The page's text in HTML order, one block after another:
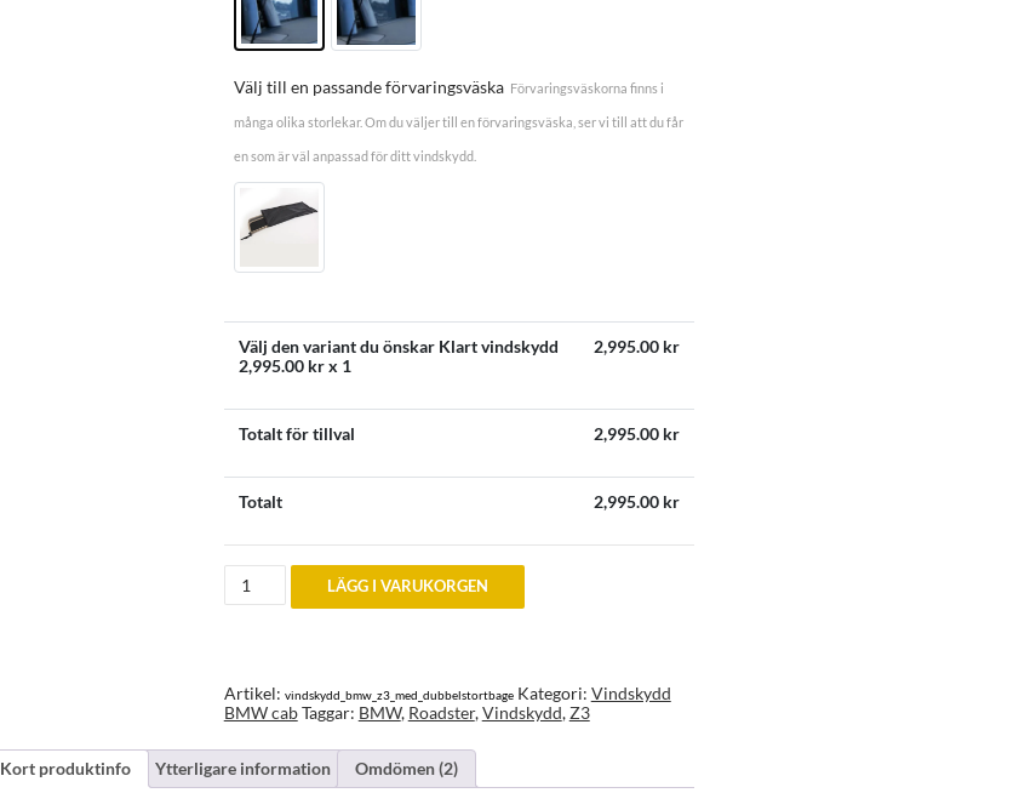
Välj till en passande förvaringsväska Förvaringsväskorna finns i
många olika storlekar. Om du väljer till en förvaringsväska, ser vi till att du får
en som är väl anpassad för ditt vindskydd.
Välj den variant du önskar Klart vindskydd
2,995.00kr x 1
2,995.00kr
Totalt för tillval 2,995.00kr
Totalt 2,995.00kr
Vindskydd
BMW
monterad
mängd
LÄGG I VARUKORGEN
Artikel: vindskydd_bmw_z3_med_dubbelstortbage Kategori: Vindskydd
BMW cabTaggar: BMW, Roadster,Vindskydd,Z3
Kort produktinfo Ytterligare information Omdömen (2)